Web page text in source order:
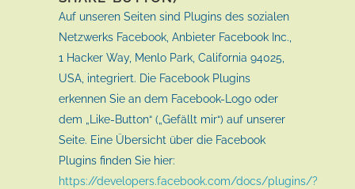
Auf unseren Seiten sind Plugins des sozialen
Netzwerks Facebook, Anbieter Facebook Inc.,
1 Hacker Way, Menlo Park, California 94025,
USA, integriert. Die Facebook Plugins
erkennen Sie an dem Facebook-Logo oder
dem „Like-Button“ („Gefällt mir“) auf unserer
Seite. Eine Übersicht über die Facebook
Plugins finden Sie hier:
https://developers.facebook.com/docs/plugins/?